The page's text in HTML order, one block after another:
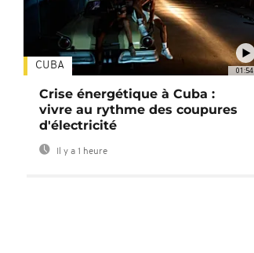
01:54
CUBA
Crise énergétique à Cuba :
vivre au rythme des coupures
d'électricité
Il y a 1 heure